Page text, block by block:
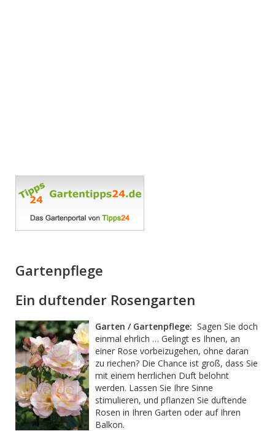
Gartenpflege
Ein duftender Rosengarten
Garten / Gartenpflege: Sagen Sie doch
einmal ehrlich … Gelingt es Ihnen, an
einer Rose vorbeizugehen, ohne daran
zu riechen? Die Chance ist groß, dass Sie
mit einem herrlichen Duft belohnt
werden. Lassen Sie Ihre Sinne
stimulieren, und pflanzen Sie duftende
Rosen in Ihren Garten oder auf Ihren
Balkon.